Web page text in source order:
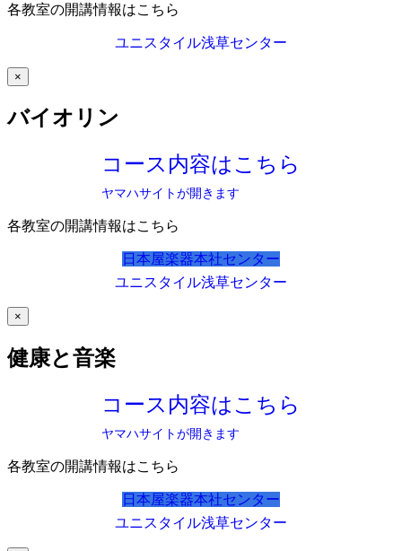
各教室の開講情報はこちら
ユニスタイル浅草センター
×
バイオリン
コース内容はこちら
ヤマハサイトが開きます
各教室の開講情報はこちら
日本屋楽器本社センター
ユニスタイル浅草センター
×
健康と音楽
コース内容はこちら
ヤマハサイトが開きます
各教室の開講情報はこちら
日本屋楽器本社センター
ユニスタイル浅草センター